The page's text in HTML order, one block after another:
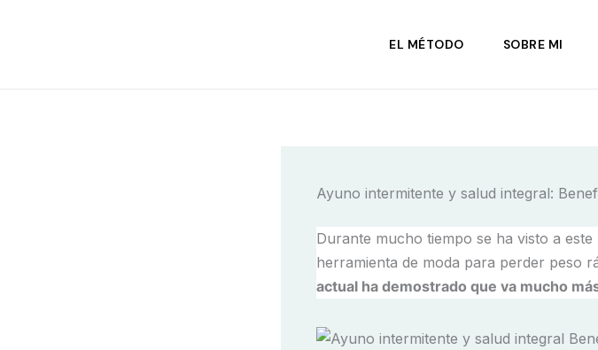
EL MÉTODO SOBRE MI
Ayuno intermitente y salud integral:
Durante mucho tiempo se ha visto a
herramienta de moda para perder peso
actual ha demostrado que va mucho